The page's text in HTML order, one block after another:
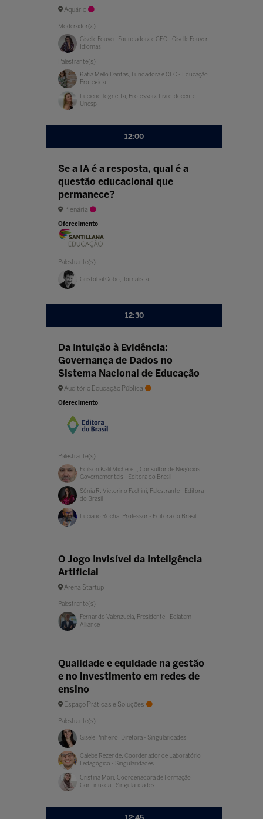
Aquário
Moderador(a)
Giselle Fouyer, Foundadora e CEO - Giselle Fouyer
Idiomas
Palestrante(s)
Katia Mello Dantas, Fundadora e CEO - Educação
Protegida
Luciene Tognetta, Professora Livre-docente -
Unesp
12:00
Se a IA é a resposta, qual é a
questão educacional que
permanece?
Plenária
Oferecimento
Palestrante(s)
Cristobal Cobo, Jornalista
12:30
Da Intuição à Evidência:
Governança de Dados no
Sistema Nacional de Educação
Auditório Educação Pública
Oferecimento
Palestrante(s)
Edilson Kalil Michereff, Consultor de Negócios
Governamentais - Editora do Brasil
Sônia R. Victorino Fachini, Palestrante - Editora
do Brasil
Luciano Rocha, Professor - Editora do Brasil
O Jogo Invisível da Inteligência
Artificial
Arena Startup
Palestrante(s)
Fernando Valenzuela, Presidente - Edlatam
Alliance
Qualidade e equidade na gestão
e no investimento em redes de
ensino
Espaço Práticas e Soluções
Palestrante(s)
Gisele Pinheiro, Diretora - Singularidades
Calebe Rezende, Coordenador de Laboratório
Pedagógico - Singularidades
Cristina Mori, Coordenadora de Formação
Continuada - Singularidades